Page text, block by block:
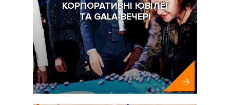
КОРПОРАТИВНІ ЮВІЛЕЇ
ТА GALA-ВЕЧЕРІ